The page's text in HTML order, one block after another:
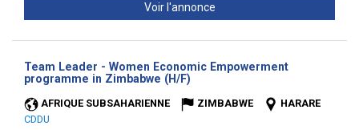
Voir l'annonce
Team Leader - Women Economic Empowerment
programme in Zimbabwe (H/F)
AFRIQUE SUBSAHARIENNE ZIMBABWE
HARARE
CDDU